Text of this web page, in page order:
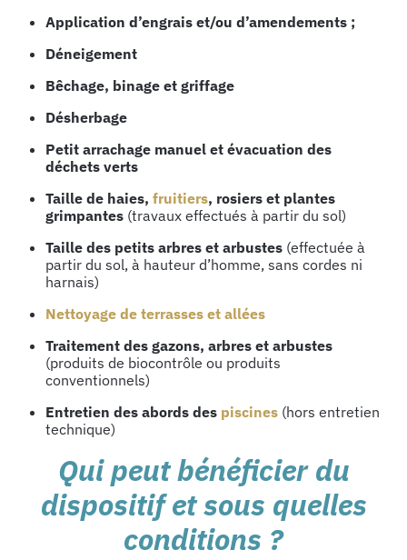
Application d’engrais et/ou d’amendements ;
Déneigement
Bêchage, binage et griffage
Désherbage
Petit arrachage manuel et évacuation des
déchets verts
Taille de haies, fruitiers, rosiers et plantes
grimpantes (travaux effectués à partir du sol)
Taille des petits arbres et arbustes (effectuée à
partir du sol, à hauteur d’homme, sans cordes ni
harnais)
Nettoyage de terrasses et allées
Traitement des gazons, arbres et arbustes
(produits de biocontrôle ou produits
conventionnels)
Entretien des abords des piscines (hors entretien
technique)
Qui peut bénéficier du
dispositif et sous quelles
conditions ?